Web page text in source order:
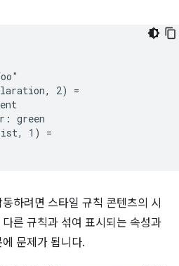
2) =
green
1) =
하려면 스타일 규칙 콘텐츠의 시
른 규칙과 섞여 표시되는 속성과
문제가 됩니다.